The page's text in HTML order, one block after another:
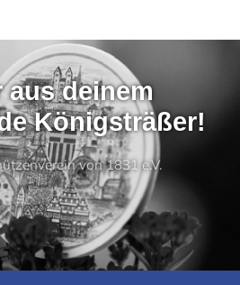
aus deinem
Königsträßer!
von 1831 e.V.